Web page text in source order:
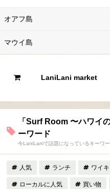
オアフ島
マウイ島
LaniLani market
「Surf Room 〜ハワイ
ーワード
今LaniLaniで話題になっているキーワ
人気 ランチ ワイ
ローカルに人気 買い物